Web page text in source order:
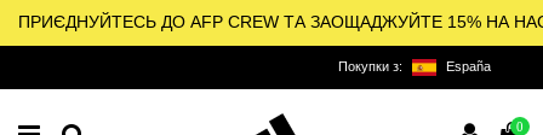
ПРИЄДНУЙТЕСЬ ДО AFP CREW ТА ЗАОЩАДЖУЙТЕ 15% НА
Покупки з: España
0